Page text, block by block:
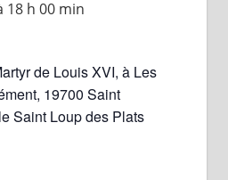
18 h 00 min
de Louis XVI, à Les
19700 Saint
Saint Loup des Plats